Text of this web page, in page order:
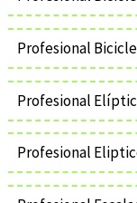
Profesional
Profesional
Profesional